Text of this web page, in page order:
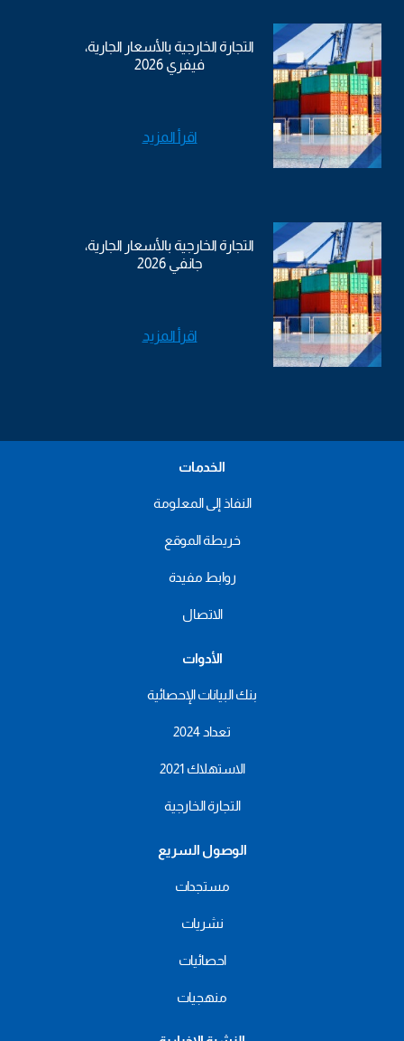
التجارة الخارجية بالأسعار الجارية،
فيفري 2026
اقرأ المزيد
التجارة الخارجية بالأسعار الجارية،
جانفي 2026
اقرأ المزيد
الخدمات
النفاذ إلى المعلومة
خريطة الموقع
روابط مفيدة
الاتصال
الأدوات
بنك البيانات الإحصائية
تعداد 2024
الاستهلاك 2021
التجارة الخارجية
الوصول السريع
مستجدات
نشريات
احصائيات
منهجيات